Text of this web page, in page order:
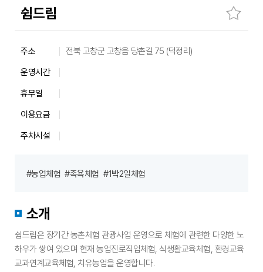
쉼드림
숙
주
소,
영
시
등
상
세
정
주소
전북 고창군 고창읍 당촌길 75 (덕정리)
운영시간
휴무일
이용요금
주차시설
#농업체험 #족욕체험 #1박2일체험
소개
쉼드림은 장기간 농촌체험 관광사업 운영으로 체험에 관련한 다양한 노
하우가 쌓여 있으며 현재 농업진로직업체험, 식생활교육체험, 환경교육
교과연계교육체험, 치유농업을 운영합니다.